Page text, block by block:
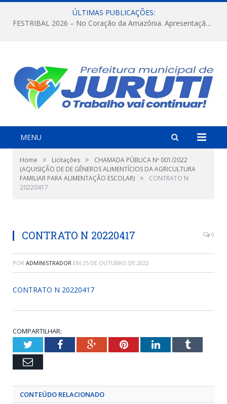
ÚLTIMAS PUBLICAÇÕES:
FESTRIBAL 2026 – No Coração da Amazônia. Apresentação da Munduruku.
MENU
Home » Licitações »
CHAMADA PÚBLICA Nº 001/2022
(AQUISIÇÃO DE DE GÊNEROS ALIMENTÍCIOS DA AGRICULTURA
FAMILIAR PARA ALIMENTAÇÃO ESCOLAR) »
CONTRATO N
20220417
CONTRATO N 20220417 0
POR ADMINISTRADOR EM 25 DE OUTUBRO DE 2022
CONTRATO N 20220417
COMPARTILHAR:
TwitterFacebookGoogle+PinterestLinkedInTumblr
Email
CONTEÚDO RELACIONADO